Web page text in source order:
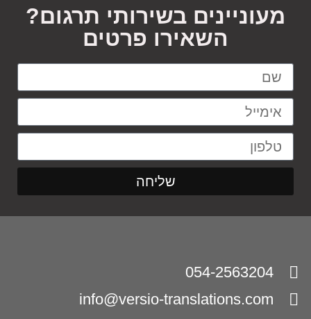
מעוניינים בשירותי תרגום?
השאירו פרטים
שליחה
054-2563204
info@versio-translations.com